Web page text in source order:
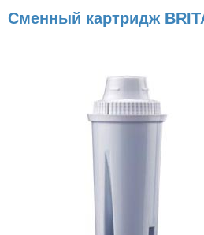
Сменный картридж